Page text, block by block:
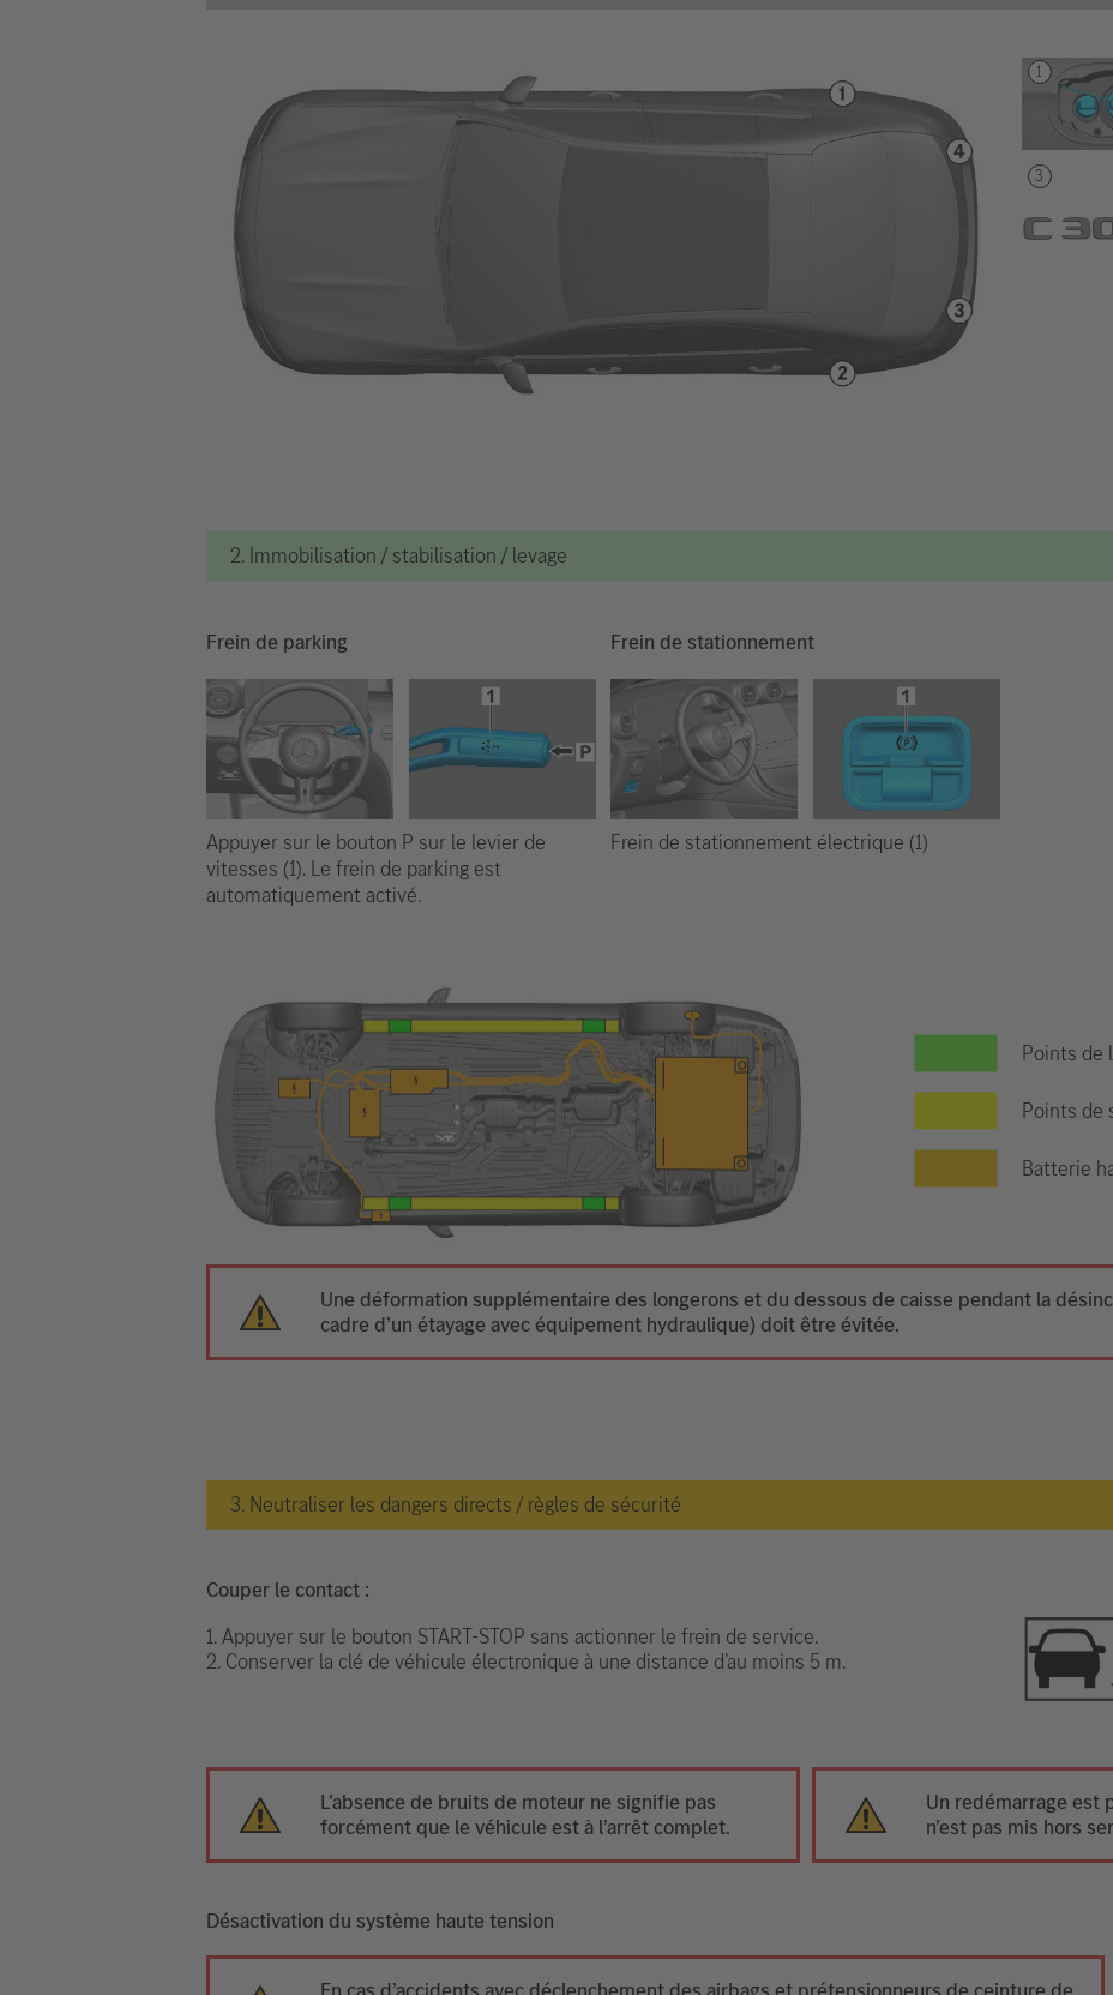
2. Immobilisation / stabilisation / levage
Frein de parking
Appuyer sur le bouton P sur le levier de
vitesses (1). Le frein de parking est
automatiquement activé.
Frein de stationnement
Frein de stationnement électrique (1)
Points de
Points de
Batterie
Une déformation supplémentaire des longerons et du dessous de caisse pendant la
cadre d’un étayage avec équipement hydraulique) doit être évitée.
3. Neutraliser les dangers directs / règles de sécurité
Couper le contact :
1. Appuyer sur le bouton START-STOP sans actionner le frein de service.
2. Conserver la clé de véhicule électronique à une distance d’au moins 5 m.
L’absence de bruits de moteur ne signifie pas
forcément que le véhicule est à l’arrêt complet.
Un redémarrage est
n’est pas mis hors
Désactivation du système haute tension